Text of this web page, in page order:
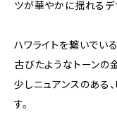
ツが華やかに揺れるデ
ハワライトを繋いでい
古びたようなトーンの
少しニュアンスのある
す。